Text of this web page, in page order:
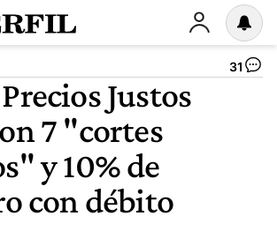
31
Justos
7 "cortes
y 10% de
con débito